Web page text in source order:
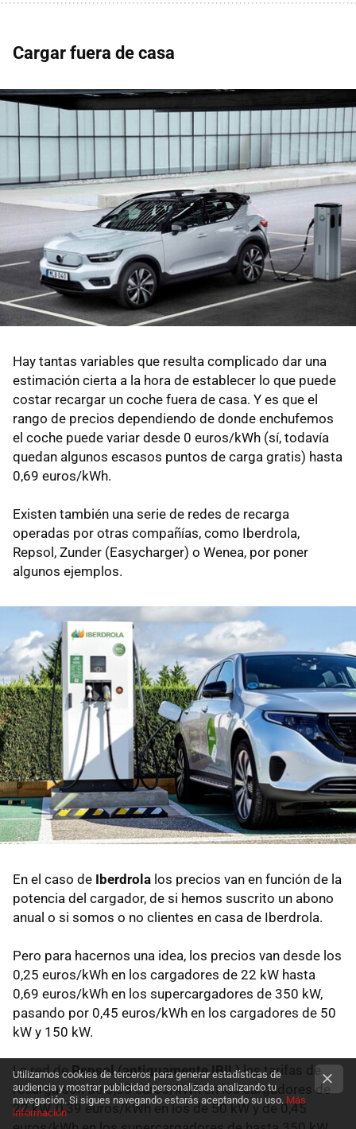
Cargar fuera de casa
Hay tantas variables que resulta complicado dar una
estimación cierta a la hora de establecer lo que puede
costar recargar un coche fuera de casa. Y es que el
rango de precios dependiendo de donde enchufemos
el coche puede variar desde 0 euros/kWh (sí, todavía
quedan algunos escasos puntos de carga gratis) hasta
0,69 euros/kWh.
Existen también una serie de redes de recarga
operadas por otras compañías, como Iberdrola,
Repsol, Zunder (Easycharger) o Wenea, por poner
algunos ejemplos.
En el caso de Iberdrola los precios van en función de la
potencia del cargador, de si hemos suscrito un abono
anual o si somos o no clientes en casa de Iberdrola.
Pero para hacernos una idea, los precios van desde los
0,25 euros/kWh en los cargadores de 22 kW hasta
0,69 euros/kWh en los supercargadores de 350 kW,
pasando por 0,45 euros/kWh en los cargadores de 50
kW y 150 kW.
La red deRepsol (antiguamente IBIL)las tarifas de
recarga son de 0,35 euros/kWh en los cargadores de
22 kW, 0,39 euros/kWh en los de 50 kW y de 0,45
Utilizamos cookies de terceros para generar estadísticas de
audiencia y mostrar publicidad personalizada analizando tu
navegación. Si sigues navegando estarás aceptando su uso. Más
información